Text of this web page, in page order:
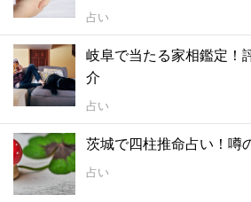
占い
岐阜で当たる家相鑑定！
介
占い
茨城で四柱推命占い！噂
占い